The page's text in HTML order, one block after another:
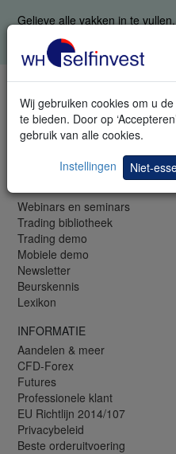
Wij gebruiken cookies om u
te bieden. Door op
gebruik van alle cookies.
Instellingen
Niet-
Gelieve alle vakken in te
Privacybeleid
LU: +352 42 80 42 82
LU: +352 42 80 42 80 (EN)
NL: +31 (0)20 737 00 54
Fax: +31 (0)20 88 81 22 7
Webinars en seminars
Trading bibliotheek
Trading demo
Mobiele demo
Newsletter
Beurskennis
Lexikon
INFORMATIE
Aandelen & meer
CFD-Forex
Futures
Professionele klant
EU Richtlijn 2014/107
Privacybeleid
Beste orderuitvoering